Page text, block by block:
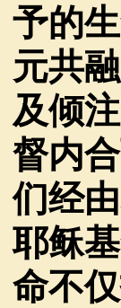
予的
元共融
及倾
督内
们经
耶稣
命不